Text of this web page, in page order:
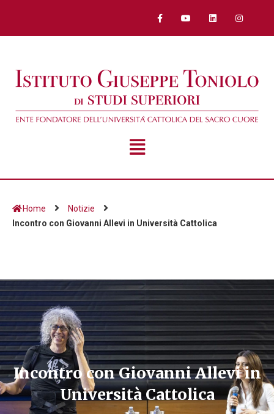
Home
Notizie
Incontro con Giovanni Allevi in Università Cattolica
Incontro con Giovanni Allevi in
Università Cattolica